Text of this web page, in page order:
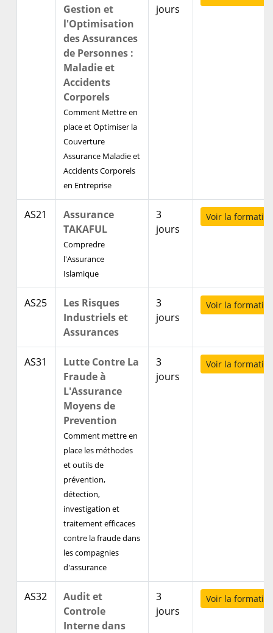
Gestion et
l'Optimisation
des Assurances
de Personnes :
Maladie et
Accidents
Corporels
Comment Mettre en
place et Optimiser la
Couverture
Assurance Maladie et
Accidents Corporels
en Entreprise
jours
AS21
Assurance
TAKAFUL
Compredre
l'Assurance
Islamique
3
jours
Voir la
AS25
Les Risques
Industriels et
Assurances
3
jours
Voir la
AS31
Lutte Contre La
Fraude à
L'Assurance
Moyens de
Prevention
Comment mettre en
place les méthodes
et outils de
prévention,
détection,
investigation et
traitement efficaces
contre la fraude dans
les compagnies
d'assurance
3
jours
Voir la
AS32
Audit et
Controle
Interne dans
3
jours
Voir la